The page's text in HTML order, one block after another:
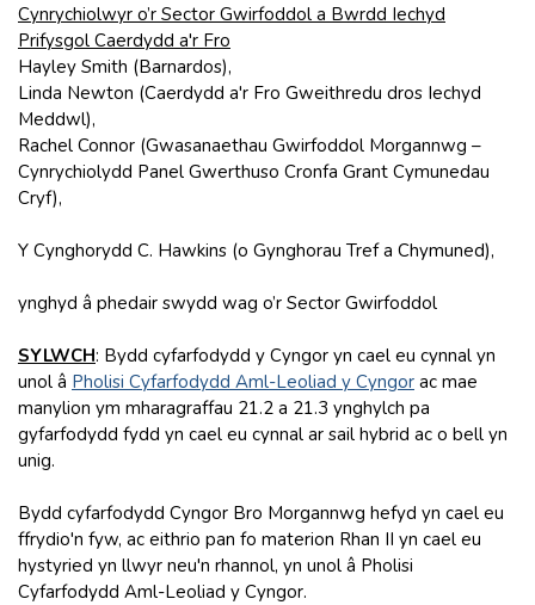
Cynrychiolwyr o’r Sector Gwirfoddol a Bwrdd Iechyd
Prifysgol Caerdydd a'r Fro
Hayley Smith (Barnardos),
Linda Newton (Caerdydd a'r Fro Gweithredu dros Iechyd
Meddwl),
Rachel Connor (Gwasanaethau Gwirfoddol Morgannwg –
Cynrychiolydd Panel Gwerthuso Cronfa Grant Cymunedau
Cryf),
Y Cynghorydd C. Hawkins (o Gynghorau Tref a Chymuned),
ynghyd â phedair swydd wag o’r Sector Gwirfoddol
SYLWCH: Bydd cyfarfodydd y Cyngor yn cael eu cynnal yn
unol â Pholisi Cyfarfodydd Aml-Leoliad y Cyngor ac mae
manylion ym mharagraffau 21.2 a 21.3 ynghylch pa
gyfarfodydd fydd yn cael eu cynnal ar sail hybrid ac o bell yn
unig.
Bydd cyfarfodydd Cyngor Bro Morgannwg hefyd yn cael eu
ffrydio'n fyw, ac eithrio pan fo materion Rhan II yn cael eu
hystyried yn llwyr neu'n rhannol, yn unol â Pholisi
Cyfarfodydd Aml-Leoliad y Cyngor.